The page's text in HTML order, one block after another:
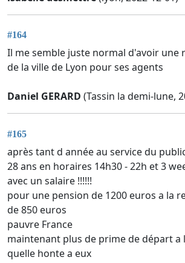
#164
Il me semble juste normal d'avoir une
de la ville de Lyon pour ses agents
Daniel GERARD (Tassin la demi-lune,
#165
après tant d année au service du
28 ans en horaires 14h30 - 22h et 3
avec un salaire !!!!!!
pour une pension de 1200 euros a la
de 850 euros
pauvre France
maintenant plus de prime de départ a
quelle honte a eux